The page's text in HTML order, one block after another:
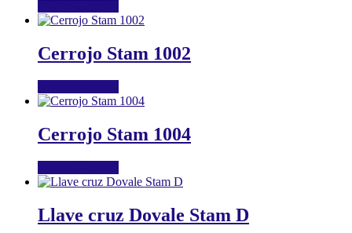
Cerrojo Stam 1002
Cerrojo Stam 1004
Llave cruz Dovale Stam D